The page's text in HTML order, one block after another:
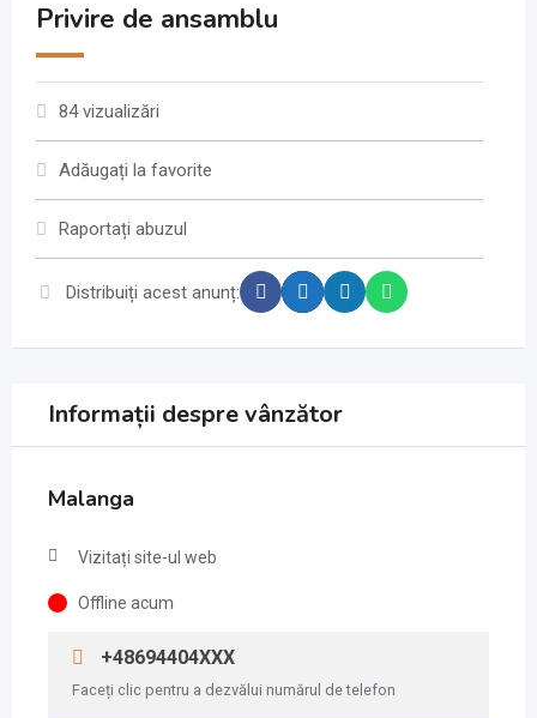
Privire de ansamblu
84 vizualizări
Adăugați la favorite
Raportați abuzul
Distribuiți acest anunț:
Informații despre vânzător
Malanga
Vizitați site-ul web
Offline acum
+48694404XXX
Faceți clic pentru a dezvălui numărul de telefon